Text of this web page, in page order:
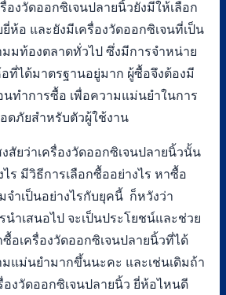
องวัดออกซิเจนปลายนิ้วยังมีให้เลือก
ห้อ และยังมีเครื่องวัดออกซิเจนที่เป็น
มท้องตลาดทั่วไป ซึ่งมีการจำหน่าย
ที่ได้มาตรฐานอยู่มาก ผู้ซื้อจึงต้องมี
ทำการซื้อ เพื่อความแม่นยำในการ
ดภัยสำหรับตัวผู้ใช้งาน
สัยว่าเครื่องวัดออกซิเจนปลายนิ้วนั้น
ร มีวิธีการเลือกซื้ออย่างไร หาซื้อ
ำเป็นอย่างไรกับยุคนี้ ก็หวังว่า
นำเสนอไป จะเป็นประโยชน์และช่วย
อเครื่องวัดออกซิเจนปลายนิ้วที่ได้
แม่นยำมากขึ้นนะคะ และเช่นเดิมถ้า
องวัดออกซิเจนปลายนิ้ว ยี่ห้อไหนดี